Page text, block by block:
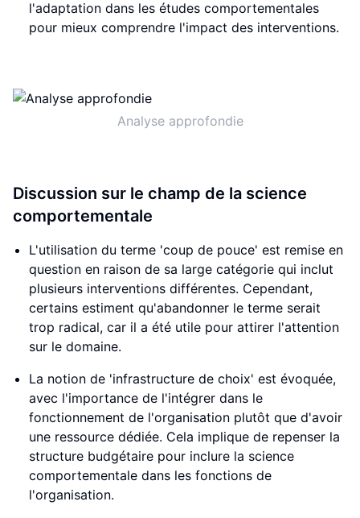
l'adaptation dans les études comportementales
pour mieux comprendre l'impact des interventions.
Analyse approfondie
Discussion sur le champ de la science
comportementale
L'utilisation du terme 'coup de pouce' est remise en
question en raison de sa large catégorie qui inclut
plusieurs interventions différentes. Cependant,
certains estiment qu'abandonner le terme serait
trop radical, car il a été utile pour attirer l'attention
sur le domaine.
La notion de 'infrastructure de choix' est évoquée,
avec l'importance de l'intégrer dans le
fonctionnement de l'organisation plutôt que d'avoir
une ressource dédiée. Cela implique de repenser la
structure budgétaire pour inclure la science
comportementale dans les fonctions de
l'organisation.